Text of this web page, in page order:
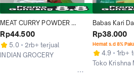
MEAT CURRY POWDER
BABAS 250 GR
Rp44.500
5.0
2rb+ terjual
INDIAN GROCERY
Babas Kari
Curry Powder
Rp38.000
Hemat s.d 8%
4.9
1rb+
Toko Krishna